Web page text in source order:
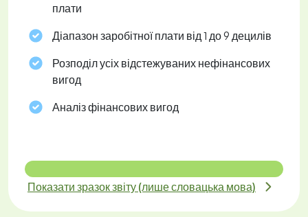
плати
Діапазон заробітної плати від 1 до 9 децилів
Розподіл усіх відстежуваних нефінансових
вигод
Аналіз фінансових вигод
Показати зразок звіту (лише словацька мова)